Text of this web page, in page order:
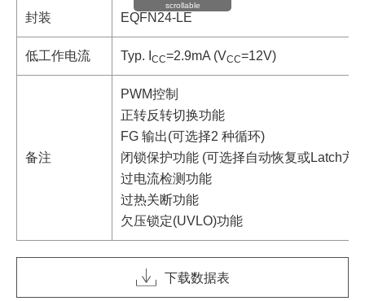
封装 EQFN24-LE
低工作电流 Typ. I CC=2.9mA (VCC=12V)
备注
PWM控制
正转反转切换功能
FG 输出(可选择2 种循环)
闭锁保护功能 (可选择自动恢复或Latch方
过电流检测功能
过热关断功能
欠压锁定(UVLO)功能
scrollable
下载数据表